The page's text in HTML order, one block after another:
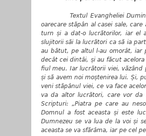
Textul Evangheliei
oarecare stăpân al casei sale,
turn și a dat-o lucrătorilor, iar el
slujitorii săi la lucrători ca să ia
au bătut, pe altul l-au omorât, iar
decât cei dintâi, și au făcut
fiul meu. Iar lucrătorii viei, văzând
și să avem noi moștenirea lui. Și,
veni stăpânul viei, ce va face
va da altor lucrători, care vor da
Scripturi: „Piatra pe care au
Domnul a fost aceasta și este
Dumnezeu se va lua de la voi și
aceasta se va sfărâma, iar pe cel